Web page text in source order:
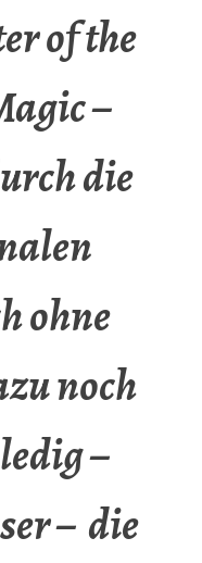
of the
–
die
ohne
noch
–
– die